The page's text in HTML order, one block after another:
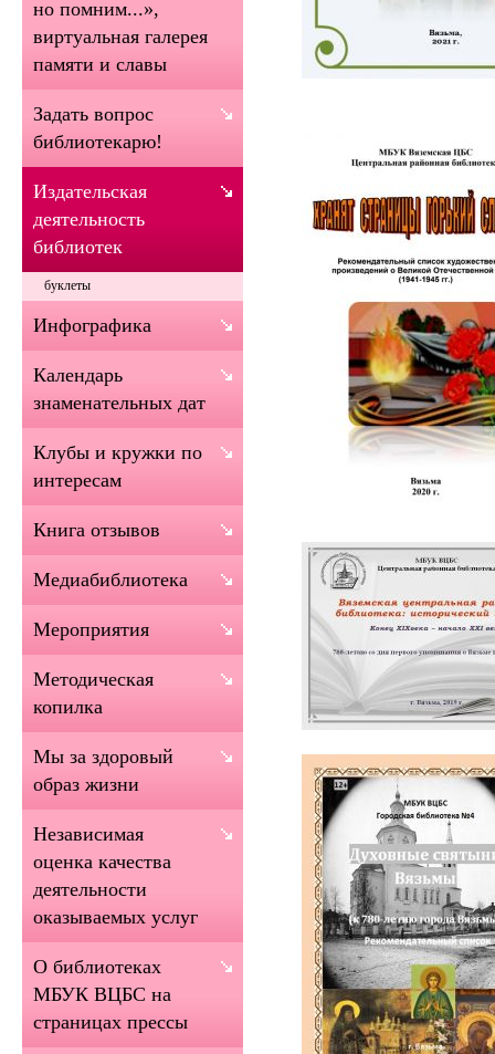
но помним...»,
виртуальная галерея
памяти и славы
Задать вопрос
библиотекарю!
Издательская
деятельность
библиотек
буклеты
Инфографика
Календарь
знаменательных дат
Клубы и кружки по
интересам
Книга отзывов
Медиабиблиотека
Мероприятия
Методическая
копилка
Мы за здоровый
образ жизни
Независимая
оценка качества
деятельности
оказываемых услуг
О библиотеках
МБУК ВЦБС на
страницах прессы